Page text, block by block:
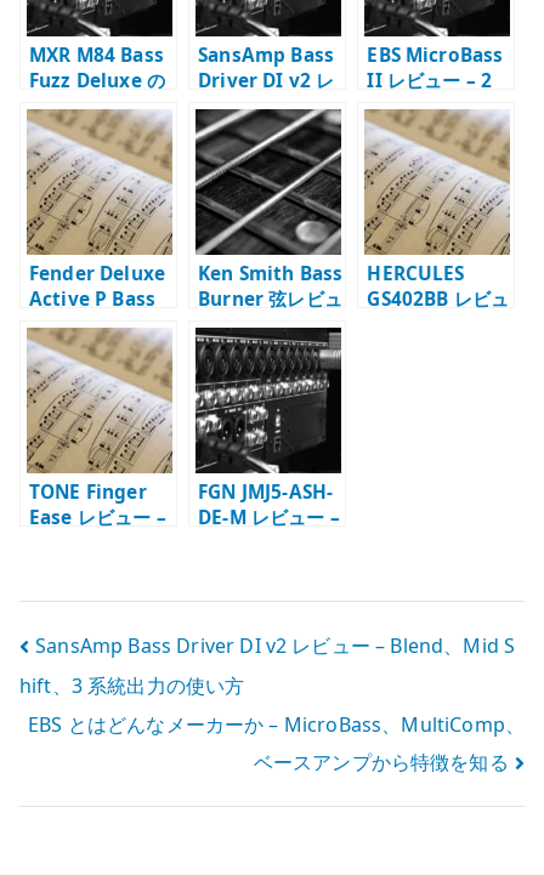
MXR M84 Bass
Fuzz Deluxe の
使い方と使用感 –
DRY / WET で低
音を残す
SansAmp Bass
Driver DI v2 レ
ビュー –
Blend、Mid
Shift、3 系統出
力の使い方
EBS MicroBass
II レビュー – 2
チャンネル、
DI、ヘッドフォ
ンを一台にまと
める
Fender Deluxe
Active P Bass
Special の使用感
– PJ 配列と
Bartolini /
GOTOH への換
装
Ken Smith Bass
Burner 弦レビュ
ー – 5 弦・6 弦の
ゲージと Taper
Core
HERCULES
GS402BB レビュ
TONE Finger
Ease レビュー –
FGN JMJ5-ASH-
DE-M レビュー –
投
稿
ナ
ビ
SansAmp Bass Driver DI v2 レビュー – Blend、Mid S
hift、3 系統出力の使い方
EBS とはどんなメーカーか – MicroBass、MultiComp、
ベースアンプから特徴を知る